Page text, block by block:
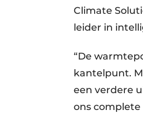
Climate
leider in
“De
kantelpunt.
een verdere
ons